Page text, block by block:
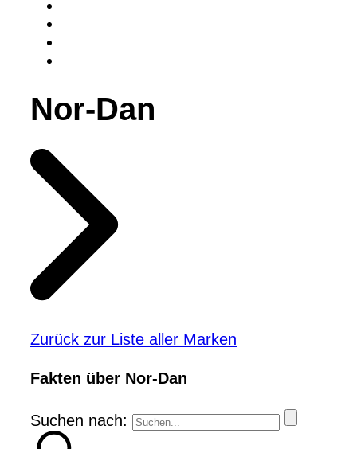
Nor-Dan
Zurück zur Liste aller Marken
Fakten über Nor-Dan
Suchen nach: